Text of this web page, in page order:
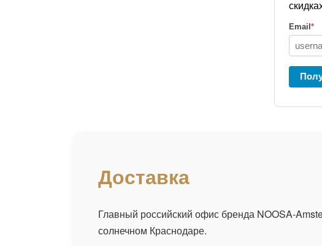
Email *
Доставка
Главный российский офис бренда NOOSA-
солнечном Краснодаре.